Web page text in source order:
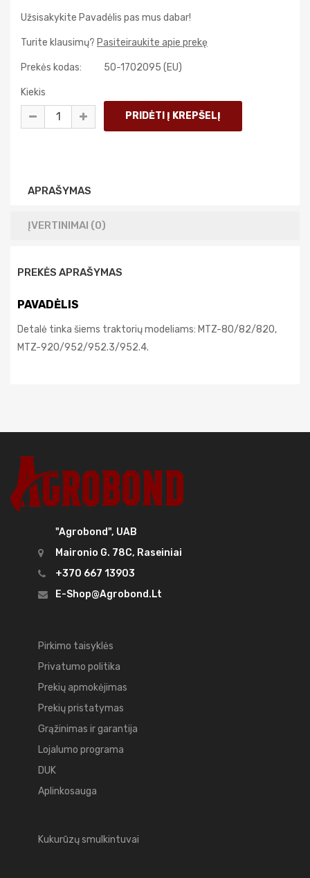
Užsisakykite Pavadėlis pas mus dabar!
Turite klausimų? Pasiteiraukite apie prekę
Prekės kodas: 50-1702095 (EU)
Kiekis
APRAŠYMAS
ĮVERTINIMAI (0)
PREKĖS APRAŠYMAS
PAVADĖLIS
Detalė tinka šiems traktorių modeliams: MTZ-80/82/820,
MTZ-920/952/952.3/952.4.
"Agrobond", UAB
Maironio G. 78C, Raseiniai
+370 667 13903
E-Shop@agrobond.lt
Pirkimo taisyklės
Privatumo politika
Prekių apmokėjimas
Prekių pristatymas
Grąžinimas ir garantija
Lojalumo programa
DUK
Aplinkosauga
Kukurūzų smulkintuvai